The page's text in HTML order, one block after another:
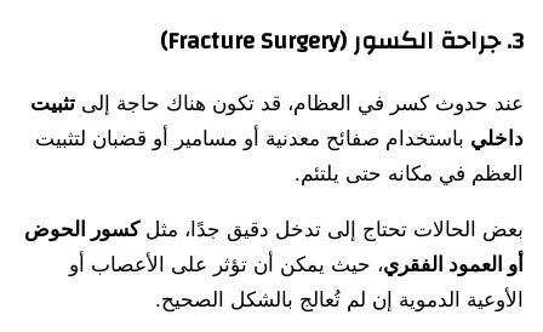
3. جراحة الكسور (Fracture Surgery)
عند حدوث كسر في العظام، قد تكون هناك حاجة إلى تثبيت
داخلي باستخدام صفائح معدنية أو مسامير أو قضبان لتثبيت
العظم في مكانه حتى يلتئم.
بعض الحالات تحتاج إلى تدخل دقيق جدًا، مثلكسور الحوض
أو العمود الفقري، حيث يمكن أن تؤثر على الأعصاب أو
الأوعية الدموية إن لم تُعالج بالشكل الصحيح.